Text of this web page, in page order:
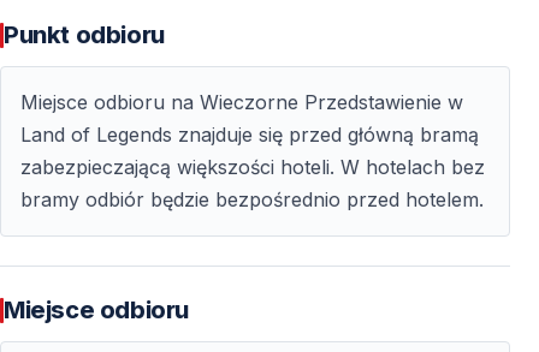
Atrakcja dla całej rodziny
Wieczorny Spektakl Land of Legends jest odpowiedni
dla dzieci i dorosłych. Kolorowe światła i ruchome
łodzie zachwycają najmłodszych, a dorośli doceniają
atmosferę i jakość oprawy wizualnej. To jedna z
najlepszych propozycji na wieczór w Antalyi.
Godziny i ważne informacje
Punkt odbioru
Miejsce odbioru na Wieczorne Przedstawienie w
Land of Legends znajduje się przed główną bramą
zabezpieczającą większości hoteli. W hotelach bez
bramy odbiór będzie bezpośrednio przed hotelem.
Miejsce odbioru